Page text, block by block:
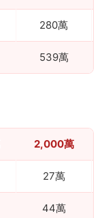
280萬
539萬
2,000萬
27萬
44萬